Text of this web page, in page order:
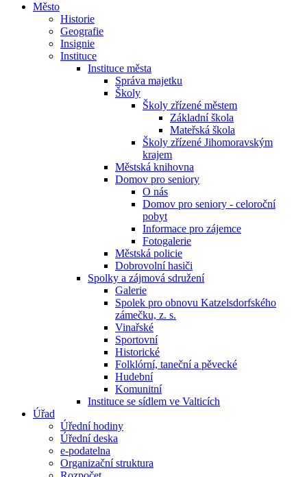
Město
Historie
Geografie
Insignie
Instituce
Instituce města
Správa majetku
Školy
Školy zřízené městem
Základní škola
Mateřská škola
Školy zřízené Jihomoravským
krajem
Městská knihovna
Domov pro seniory
O nás
Domov pro seniory - celoroční
pobyt
Informace pro zájemce
Fotogalerie
Městská policie
Dobrovolní hasiči
Spolky a zájmová sdružení
Galerie
Spolek pro obnovu Katzelsdorfského
zámečku, z. s.
Vinařské
Sportovní
Historické
Folklórní, taneční a pěvecké
Hudební
Komunitní
Instituce se sídlem ve Valticích
Úřad
Úřední hodiny
Úřední deska
e-podatelna
Organizační struktura